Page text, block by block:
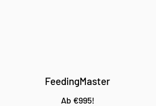
FeedingMaster
Ab €995!